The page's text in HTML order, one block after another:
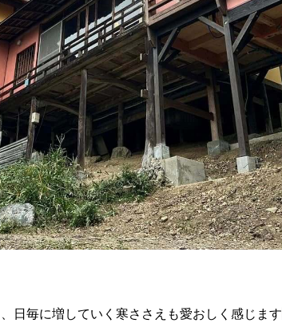
日毎に増していく寒ささえも愛おしく感じます